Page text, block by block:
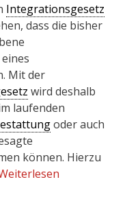
Integrationsgesetz
dass die bisher
Mit der
wird deshalb
laufenden
oder auch
können. Hierzu